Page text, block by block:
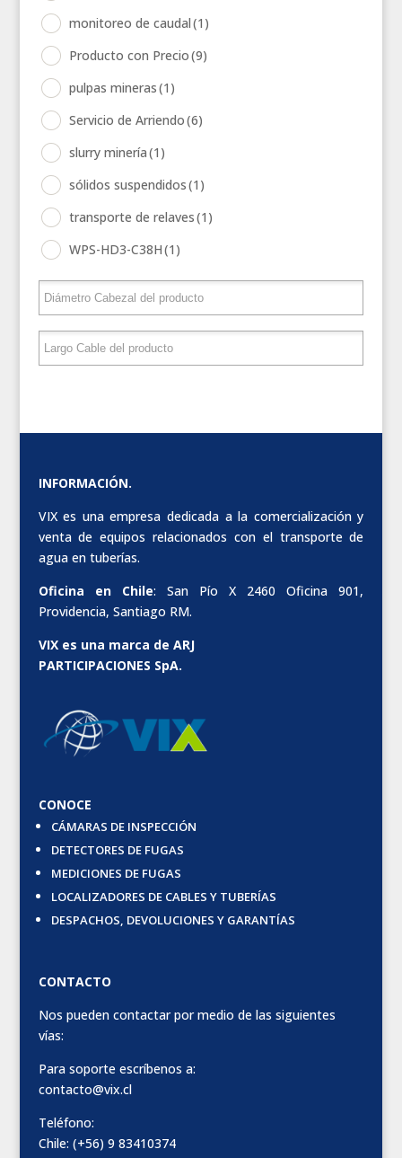
monitoreo de caudal(1)
Producto con Precio(9)
pulpas mineras(1)
Servicio de Arriendo(6)
slurry minería(1)
sólidos suspendidos(1)
transporte de relaves(1)
WPS-HD3-C38H(1)
INFORMACIÓN.
VIX es una empresa dedicada a la comercialización y
venta de equipos relacionados con el transporte de
agua en tuberías.
Oficina en Chile: San Pío X 2460 Oficina 901,
Providencia, Santiago RM.
VIX es una marca de ARJ
PARTICIPACIONES SpA.
CONOCE
CÁMARAS DE INSPECCIÓN
DETECTORES DE FUGAS
MEDICIONES DE FUGAS
LOCALIZADORES DE CABLES Y TUBERÍAS
DESPACHOS, DEVOLUCIONES Y GARANTÍAS
CONTACTO
Nos pueden contactar por medio de las siguientes
vías:
Para soporte escríbenos a:
contacto@vix.cl
Teléfono:
Chile: (+56) 9 83410374